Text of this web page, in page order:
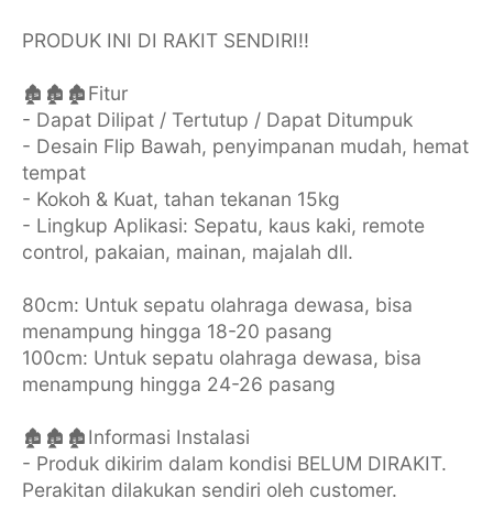
PRODUK INI DI RAKIT SENDIRI!!
🏚🏚🏚Fitur
- Dapat Dilipat / Tertutup / Dapat Ditumpuk
- Desain Flip Bawah, penyimpanan mudah, hemat
tempat
- Kokoh & Kuat, tahan tekanan 15kg
- Lingkup Aplikasi: Sepatu, kaus kaki, remote
control, pakaian, mainan, majalah dll.
80cm: Untuk sepatu olahraga dewasa, bisa
menampung hingga 18-20 pasang
100cm: Untuk sepatu olahraga dewasa, bisa
menampung hingga 24-26 pasang
🏚🏚🏚Informasi Instalasi
- Produk dikirim dalam kondisi BELUM DIRAKIT.
Perakitan dilakukan sendiri oleh customer.